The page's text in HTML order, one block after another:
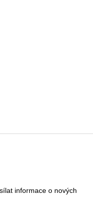
informace o nových